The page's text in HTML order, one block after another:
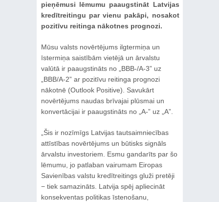
pieņēmusi lēmumu paaugstināt Latvijas
kredītreitingu par vienu pakāpi, nosakot
pozitīvu reitinga nākotnes prognozi.
Mūsu valsts novērtējums ilgtermiņa un
īstermiņa saistībām vietējā un ārvalstu
valūtā ir paaugstināts no „BBB-/A-3” uz
„BBB/A-2” ar pozitīvu reitinga prognozi
nākotnē (Outlook Positive). Savukārt
novērtējums naudas brīvajai plūsmai un
konvertācijai ir paaugstināts no „A-” uz „A”.
„Šis ir nozīmīgs Latvijas tautsaimniecības
attīstības novērtējums un būtisks signāls
ārvalstu investoriem. Esmu gandarīts par šo
lēmumu, jo patlaban vairumam Eiropas
Savienības valstu kredītreitings gluži pretēji
− tiek samazināts. Latvija spēj apliecināt
konsekventas politikas īstenošanu,